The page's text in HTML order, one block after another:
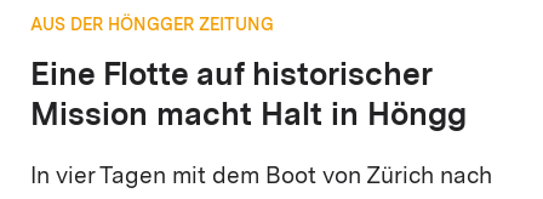
AUS DER HÖNGGER ZEITUNG
Eine Flotte auf historischer
Mission macht Halt in Höngg
In vier Tagen mit dem Boot von Zürich nach